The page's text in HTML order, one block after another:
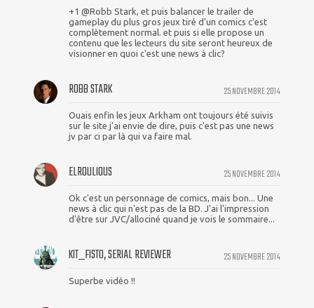
+1 @Robb Stark, et puis balancer le trailer de
gameplay du plus gros jeux tiré d'un comics c'est
complètement normal. et puis si elle propose un
contenu que les lecteurs du site seront heureux de
visionner en quoi c'est une news à clic?
25 NOVEMBRE 2014
ROBB STARK
Ouais enfin les jeux Arkham ont toujours été suivis
sur le site j'ai envie de dire, puis c'est pas une news
jv par ci par là qui va faire mal.
25 NOVEMBRE 2014
ELROULIOUS
Ok c'est un personnage de comics, mais bon... Une
news à clic qui n'est pas de la BD. J'ai l'impression
d'être sur JVC/allociné quand je vois le sommaire...
25 NOVEMBRE 2014
KIT_FISTO, SERIAL REVIEWER
Superbe vidéo !!